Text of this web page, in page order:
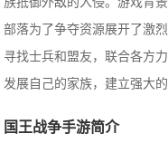
部落为了争夺资源展开了激
寻找士兵和盟友，联合各方
发展自己的家族，建立强大
国王战争手游简介